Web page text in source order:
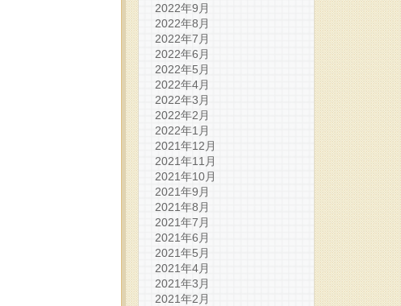
2022年9月
2022年8月
2022年7月
2022年6月
2022年5月
2022年4月
2022年3月
2022年2月
2022年1月
2021年12月
2021年11月
2021年10月
2021年9月
2021年8月
2021年7月
2021年6月
2021年5月
2021年4月
2021年3月
2021年2月